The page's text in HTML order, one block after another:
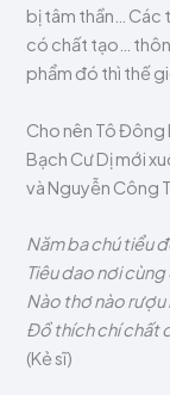
bị tâm thần… Các
có chất tạo…
phẩm đó thì thế
Cho nên Tô Đông
Bạch Cư Dị mới
và Nguyễn Công
Năm ba chú tiểu
Tiêu dao nơi
Nào thơ nào
Đồ thích chí chất
(Kẻ sĩ)